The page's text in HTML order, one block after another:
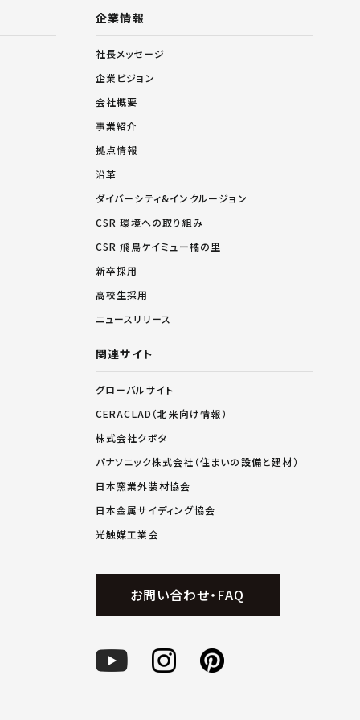
企業情報
社長メッセージ
企業ビジョン
会社概要
事業紹介
拠点情報
沿革
ダイバーシティ&インクルージョン
CSR 環境への取り組み
CSR 飛鳥ケイミュー橘の里
新卒採用
高校生採用
ニュースリリース
関連サイト
グローバルサイト
CERACLAD（北米向け情報）
株式会社クボタ
パナソニック株式会社（住まいの設備と建材）
日本窯業外装材協会
日本金属サイディング協会
光触媒工業会
お問い合わせ・FAQ